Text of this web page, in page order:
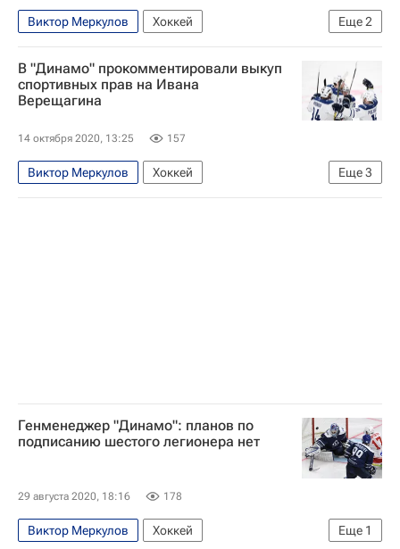
Еще2
Виктор Меркулов
Хоккей
ХК Динамо (Москва)
Лео Комаров
В "Динамо" прокомментировали выкуп
спортивных прав на Ивана
Верещагина
14 октября 2020, 13:25 157
Еще3
Виктор Меркулов
Хоккей
Иван Верещагин
ХК Динамо (Москва)
Генменеджер "Динамо": планов по
подписанию шестого легионера нет
29 августа 2020, 18:16 178
Еще 1
Виктор Меркулов
Хоккей